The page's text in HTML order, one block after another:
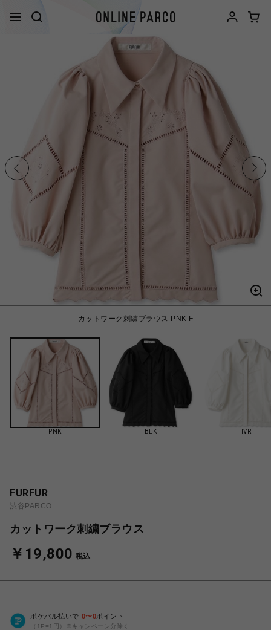
カットワーク刺繍ブラウス PNK F
PNK BLK IVR
FURFUR
渋谷PARCO
カットワーク刺繍ブラウス
￥19,800 税込
ポケパル払いで 0〜0ポイント
（1P=1円）※キャンペーン分除く